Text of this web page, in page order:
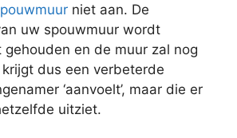
niet aan. De
uw spouwmuur wordt
gehouden en de muur zal nog
dus een verbeterde
‘aanvoelt’, maar die er
uitziet.